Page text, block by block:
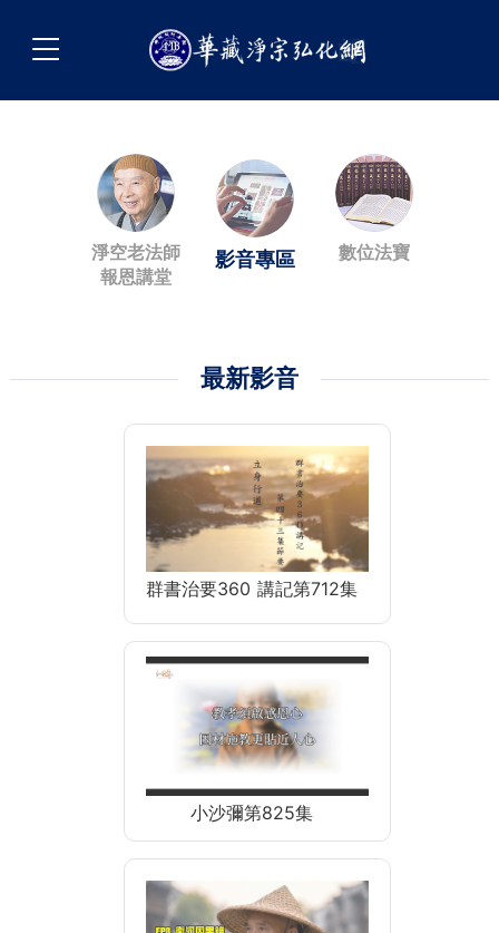
淨空老法師
報恩講堂
影音專區 數位法寶
最新影音
群書治要360 講記第712集
小沙彌第825集